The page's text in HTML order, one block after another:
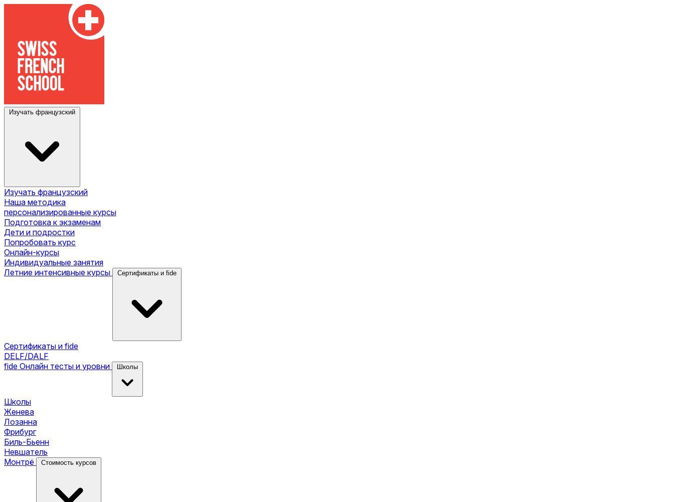
Изучать французский
Изучать французский
Наша методика
персонализированные курсы
Подготовка к экзаменам
Дети и подростки
Попробовать курс
Онлайн-курсы
Индивидуальные занятия
Летние интенсивные курсы
Сертификаты и fide
Сертификаты и fide
DELF/DALF
fide Онлайн тесты и уровни Школы
Школы
Женева
Лозанна
Фрибург
Биль-Бьенн
Невшатель
Монтрё
Стоимость курсов